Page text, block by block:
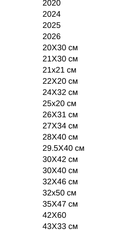
2020
2024
2025
2026
20X30 см
21X30 см
21х21 см
22X20 см
24X32 см
25x20 см
26X31 см
27X34 см
28X40 см
29.5X40 см
30X42 см
30Х40 см
32X46 см
32x50 см
35X47 см
42Х60
43X33 см